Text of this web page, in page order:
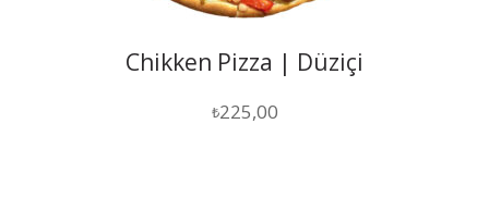
Chikken Pizza | Düziçi
₺225,00